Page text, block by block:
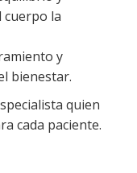
cuerpo la
y
bienestar.
quien
cada paciente.